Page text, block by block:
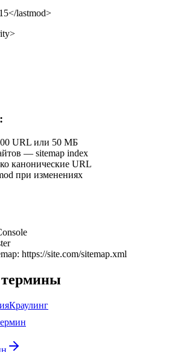
lastmod>
URL или 50 МБ
— sitemap index
канонические URL
при изменениях
https://site.com/sitemap.xml
Краулинг